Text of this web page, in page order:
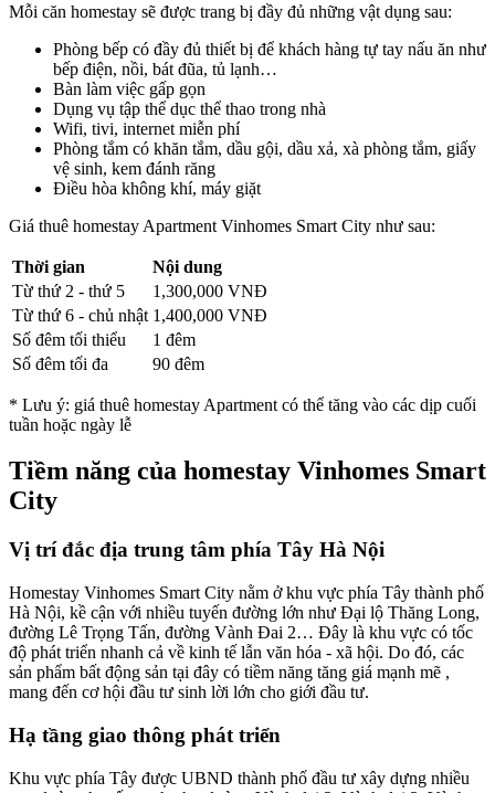
Mỗi căn homestay sẽ được trang bị đầy đủ những vật dụng sau:
Phòng bếp có đầy đủ thiết bị để khách hàng tự tay nấu ăn như
bếp điện, nồi, bát đũa, tủ lạnh…
Bàn làm việc gấp gọn
Dụng vụ tập thể dục thể thao trong nhà
Wifi, tivi, internet miễn phí
Phòng tắm có khăn tắm, dầu gội, dầu xả, xà phòng tắm, giấy
vệ sinh, kem đánh răng
Điều hòa không khí, máy giặt
Giá thuê homestay Apartment Vinhomes Smart City như sau:
Thời gian
Nội dung
Từ thứ 2 - thứ 5
1,300,000 VNĐ
Từ thứ 6 - chủ nhật 1,400,000 VNĐ
Số đêm tối thiểu
1 đêm
Số đêm tối đa
90 đêm
* Lưu ý: giá thuê homestay Apartment có thể tăng vào các dịp cuối
tuần hoặc ngày lễ
Tiềm năng của homestay Vinhomes Smart
City
Vị trí đắc địa trung tâm phía Tây Hà Nội
Homestay Vinhomes Smart City nằm ở khu vực phía Tây thành phố
Hà Nội, kề cận với nhiều tuyến đường lớn như Đại lộ Thăng Long,
đường Lê Trọng Tấn, đường Vành Đai 2… Đây là khu vực có tốc
độ phát triển nhanh cả về kinh tế lẫn văn hóa - xã hội. Do đó, các
sản phẩm bất động sản tại đây có tiềm năng tăng giá mạnh mẽ ,
mang đến cơ hội đầu tư sinh lời lớn cho giới đầu tư.
Hạ tầng giao thông phát triển
Khu vực phía Tây được UBND thành phố đầu tư xây dựng nhiều